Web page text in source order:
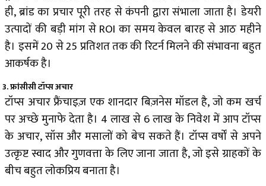
ही, ब्रांड का प्रचार पूरी तरह से कंपनी द्वारा संभाला जाता है। डेयरी
उत्पादों की बड़ी मांग से ROI का समय केवल बारह से आठ महीने
है। इसमें 20 से 25 प्रतिशत तक की रिटर्न मिलने की संभावना बहुत
आकर्षक है।
3. फ्रांसीसी टॉप्स अचार
टॉप्स अचार फ्रैंचाइज़ एक शानदार बिज़नेस मॉडल है, जो कम खर्च
पर अच्छे मुनाफे देता है। ₹4 लाख से ₹6 लाख के निवेश में आप टॉप्स
के अचार, सॉस और मसालों को बेच सकते हैं। टॉप्स वर्षों से अपने
उत्कृष्ट स्वाद और गुणवत्ता के लिए जाना जाता है, जो इसे ग्राहकों के
बीच बहुत लोकप्रिय बनाता है।